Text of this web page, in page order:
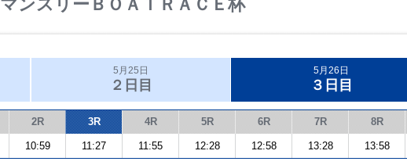
マンスリーＢＯＡＴＲＡＣＥ杯
5月25日
２日目
5月26日
３日目
2R 3R 4R 5R 6R 7R 8R
10:59 11:27 11:55 12:28 12:58 13:28 13:58